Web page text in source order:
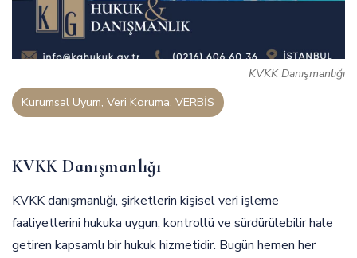
KVKK Danışmanlığı
Kurumsal Uyum, Veri Koruma, VERBİS
KVKK Danışmanlığı
KVKK danışmanlığı, şirketlerin kişisel veri işleme
faaliyetlerini hukuka uygun, kontrollü ve sürdürülebilir hale
getiren kapsamlı bir hukuk hizmetidir. Bugün hemen her